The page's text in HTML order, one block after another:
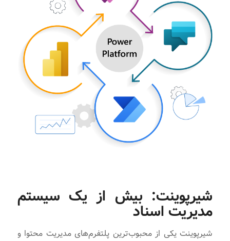
شیرپوینت: بیش از یک سیستم
مدیریت اسناد
شیرپوینت یکی از محبوب‌ترین پلتفرم‌های مدیریت محتوا و